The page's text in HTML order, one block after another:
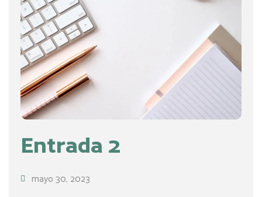
Entrada 2
mayo 30, 2023